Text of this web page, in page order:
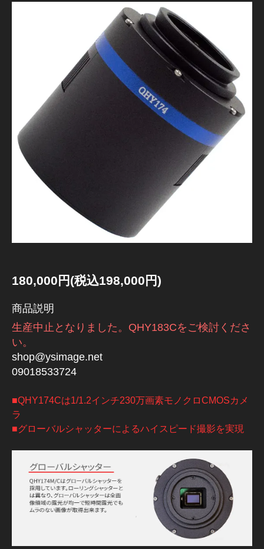
180,000円(税込198,000円)
商品説明
生産中止となりました。QHY183Cをご検討くださ
い。
shop@ysimage.net
09018533724
■QHY174Cは1/1.2インチ230万画素モノクロCMOSカメ
ラ
■グローバルシャッターによるハイスピード撮影を実現